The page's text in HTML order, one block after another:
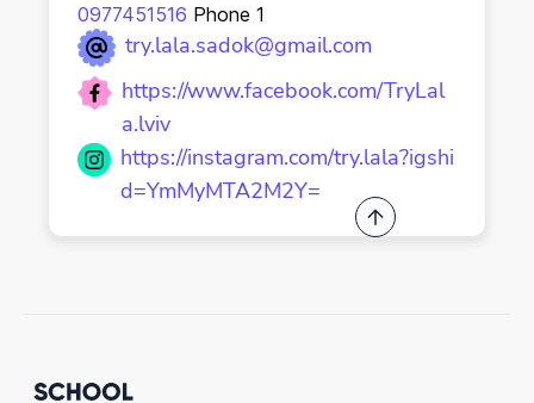
0977451516 Phone 1
try.lala.sadok@gmail.com
https://www.facebook.com/TryLal
a.lviv
https://instagram.com/try.lala?igshi
d=YmMyMTA2M2Y=